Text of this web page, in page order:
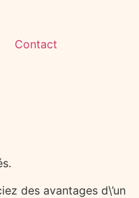
Contact
des avantages d\’un